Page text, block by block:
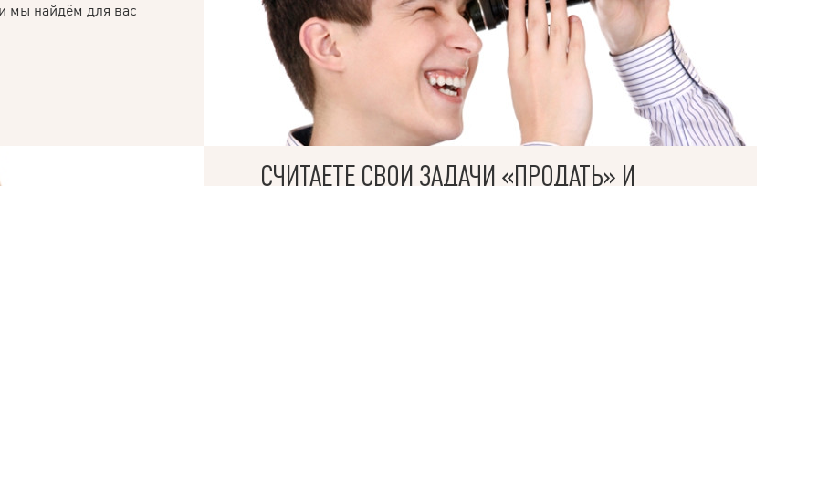
мы найдём для вас
СЧИТАЕТЕ СВОИ ЗАДАЧИ «ПРОДАТЬ» И
Язык
© 2019 – 2026 Valion real estate. Все права защищены.
— WEB-интегрированные системы управления риелторскими компаниями